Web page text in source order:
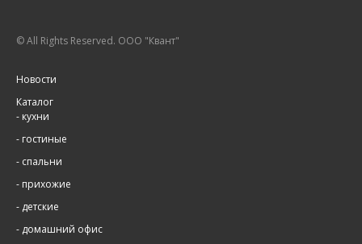
© All Rights Reserved. ООО "Квант"
Новости
Каталог
- кухни
- гостиные
- спальни
- прихожие
- детские
- домашний офис